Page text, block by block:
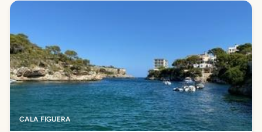
CALA FIGUERA